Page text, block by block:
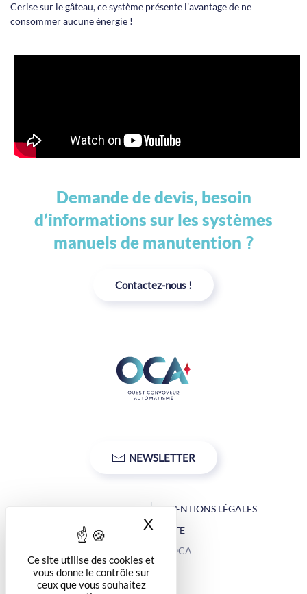
Cerise sur le gâteau, ce système présente l’avantage de ne
consommer aucune énergie !
Demande de devis, besoin
d’informations sur les systèmes
manuels de manutention ?
Contactez-nous !
NEWSLETTER
CONTACTEZ-NOUS
MENTIONS LÉGALES
PLAN DU SITE
Copyright © OCA
Ce site utilise des cookies et
vous donne le contrôle sur
ceux que vous souhaitez
X Masquer le